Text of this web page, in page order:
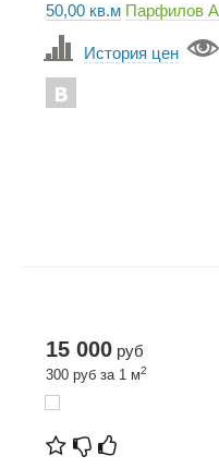
50,00 кв.м Парфилов
История цен
15 000 руб
300 руб за 1 м2